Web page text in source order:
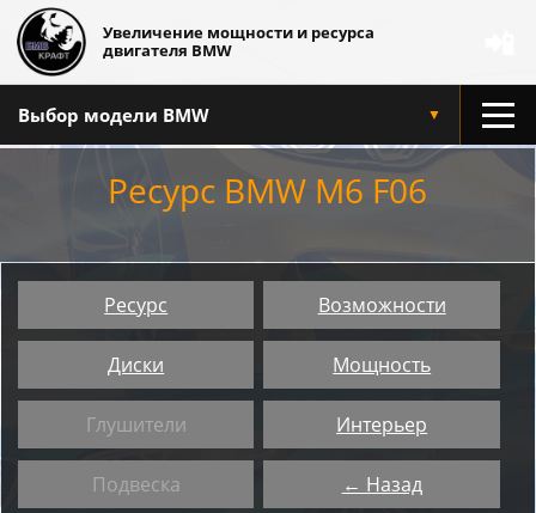
Увеличение мощности и ресурса
двигателя BMW
Выбор модели BMW ▼
Ресурс BMW M6 F06
Ресурс Возможности
Диски Мощность
Глушители Интерьер
Подвеска ← Назад